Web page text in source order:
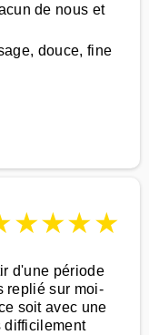
de nous et
douce, fine
★★★★
d'une période
replié sur moi-
soit avec une
difficilement